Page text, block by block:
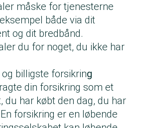
måske for tjenesterne
både via dit
og dit bredbånd.
du for noget, du ikke har
billigste forsikring
din forsikring som et
du har købt den dag, du har
forsikring er en løbende